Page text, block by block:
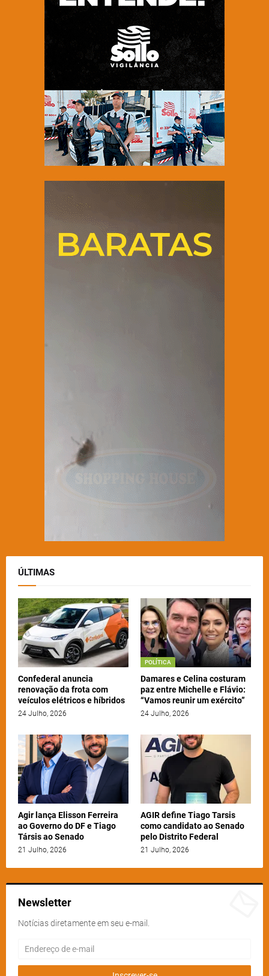
ÚLTIMAS
Confederal anuncia
renovação da frota com
veículos elétricos e híbridos
24 Julho, 2026
POLÍTICA
Damares e Celina costuram
paz entre Michelle e Flávio:
“Vamos reunir um exército”
24 Julho, 2026
Agir lança Elisson Ferreira
ao Governo do DF e Tiago
Társis ao Senado
21 Julho, 2026
AGIR define Tiago Tarsis
como candidato ao Senado
pelo Distrito Federal
21 Julho, 2026
Newsletter
Notícias diretamente em seu e-mail.